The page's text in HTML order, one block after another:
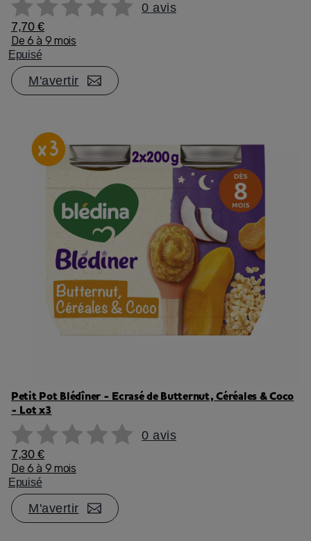
0 avis
7,70 €
De 6 à 9 mois
Epuisé
M'avertir
Petit Pot Blédîner - Ecrasé de Butternut, Céréales & Coco
- Lot x3
0 avis
7,30 €
De 6 à 9 mois
Epuisé
M'avertir